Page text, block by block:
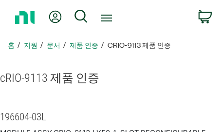
지
아
내 계정 검색
홈 지원 문서 제품 인증 CRIO-9113 제품 인증
cRIO-9113 제품 인증
196604-03L